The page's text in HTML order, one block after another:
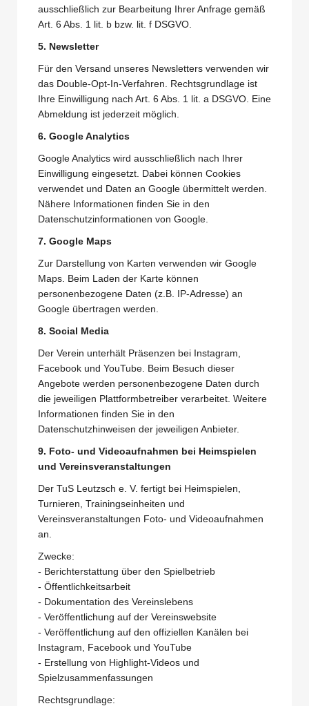
ausschließlich zur Bearbeitung Ihrer Anfrage gemäß
Art. 6 Abs. 1 lit. b bzw. lit. f DSGVO.
5. Newsletter
Für den Versand unseres Newsletters verwenden wir
das Double-Opt-In-Verfahren. Rechtsgrundlage ist
Ihre Einwilligung nach Art. 6 Abs. 1 lit. a DSGVO. Eine
Abmeldung ist jederzeit möglich.
6. Google Analytics
Google Analytics wird ausschließlich nach Ihrer
Einwilligung eingesetzt. Dabei können Cookies
verwendet und Daten an Google übermittelt werden.
Nähere Informationen finden Sie in den
Datenschutzinformationen von Google.
7. Google Maps
Zur Darstellung von Karten verwenden wir Google
Maps. Beim Laden der Karte können
personenbezogene Daten (z.B. IP-Adresse) an
Google übertragen werden.
8. Social Media
Der Verein unterhält Präsenzen bei Instagram,
Facebook und YouTube. Beim Besuch dieser
Angebote werden personenbezogene Daten durch
die jeweiligen Plattformbetreiber verarbeitet. Weitere
Informationen finden Sie in den
Datenschutzhinweisen der jeweiligen Anbieter.
9. Foto- und Videoaufnahmen bei Heimspielen
und Vereinsveranstaltungen
Der TuS Leutzsch e. V. fertigt bei Heimspielen,
Turnieren, Trainingseinheiten und
Vereinsveranstaltungen Foto- und Videoaufnahmen
an.
Zwecke:
- Berichterstattung über den Spielbetrieb
- Öffentlichkeitsarbeit
- Dokumentation des Vereinslebens
- Veröffentlichung auf der Vereinswebsite
- Veröffentlichung auf den offiziellen Kanälen bei
Instagram, Facebook und YouTube
- Erstellung von Highlight-Videos und
Spielzusammenfassungen
Rechtsgrundlage: